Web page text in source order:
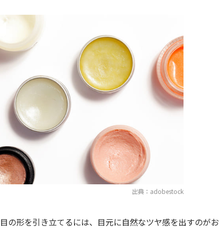
出典：adobestock
の形を引き立てるには、目元に自然なツヤ感を出すのがお